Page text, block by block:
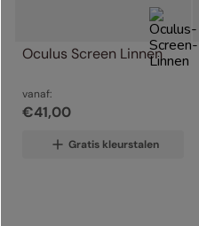
Oculus Screen Linnen
vanaf:
€41,00
Gratis kleurstalen